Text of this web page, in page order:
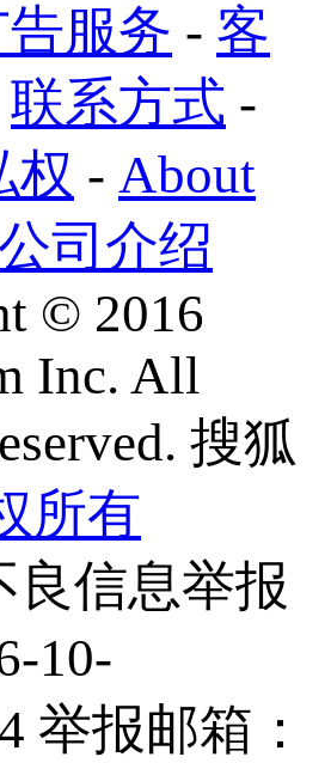
告服务 - 客
联系方式 -
权 - About
司介绍
© 2016
Inc. All
搜狐
所有
良信息举报
10-
举报邮箱：